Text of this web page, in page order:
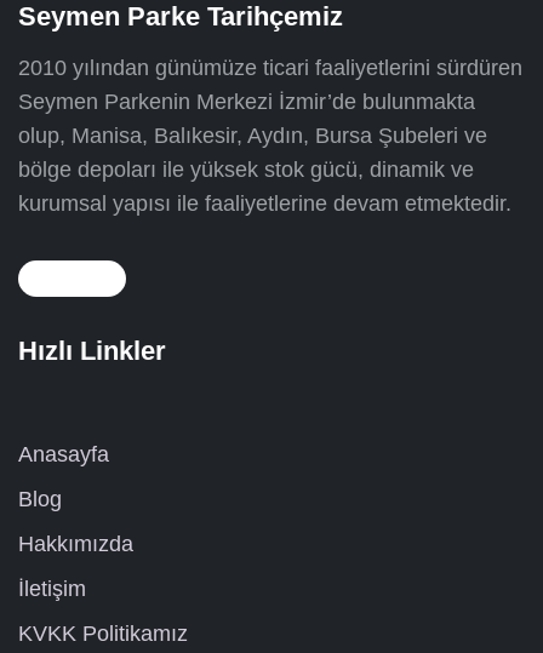
Seymen Parke Tarihçemiz
2010 yılından günümüze ticari faaliyetlerini sürdüren
Seymen Parkenin Merkezi İzmir’de bulunmakta
olup, Manisa, Balıkesir, Aydın, Bursa Şubeleri ve
bölge depoları ile yüksek stok gücü, dinamik ve
kurumsal yapısı ile faaliyetlerine devam etmektedir.
Hızlı Linkler
Anasayfa
Blog
Hakkımızda
İletişim
KVKK Politikamız